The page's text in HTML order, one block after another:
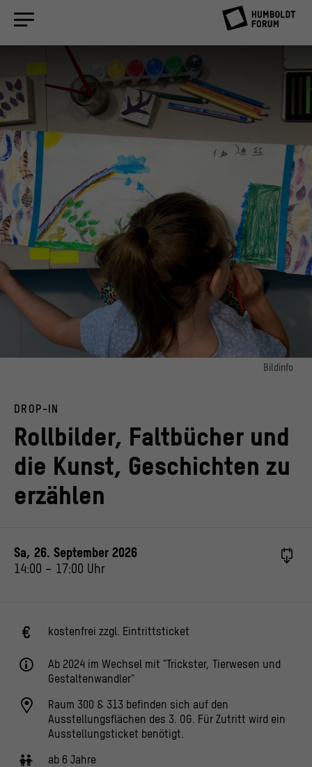
Bildinfo
© Staatliche Museen zu Berlin, Foto: Valerie von Stillfried
DROP-IN
Rollbilder, Faltbücher und
die Kunst, Geschichten zu
erzählen
Sa, 26. September 2026
14:00 – 17:00 Uhr
kostenfrei zzgl. Eintrittsticket
Ab 2024 im Wechsel mit "Trickster, Tierwesen und
Gestaltenwandler"
Raum 300 & 313 befinden sich auf den
Ausstellungsflächen des 3. OG. Für Zutritt wird ein
Ausstellungsticket benötigt.
ab 6 Jahre